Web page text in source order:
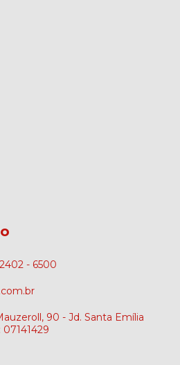
- 6500
90 - Jd. Santa Emília
07141429